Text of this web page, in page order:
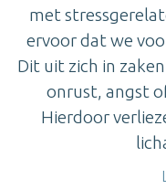
met
ervoor dat we
Dit uit zich in
onrust, angst
Hierdoor